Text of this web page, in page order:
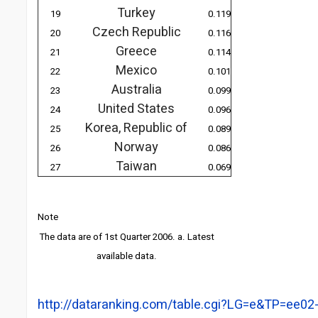
19
Turkey
0.119
20
Czech Republic
0.116
21
Greece
0.114
22
Mexico
0.101
23
Australia
0.099
24
United States
0.096
25
Korea, Republic of
0.089
26
Norway
0.086
27
Taiwan 0.069
Note
The data are of 1st Quarter 2006. a. Latest
available data.
http://dataranking.com/